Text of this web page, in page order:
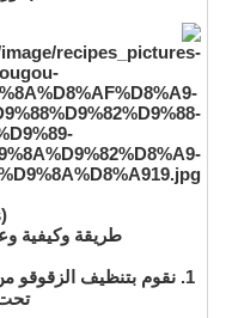
(Directions)
طريقة وكيفية
1. نقوم بتنظيف الزقوقو